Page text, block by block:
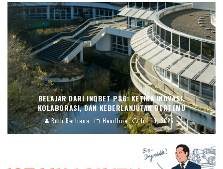
BELAJAR DARI INQBET P&G: KETIKA INOVASI,
KOLABORASI, DAN KEBERLANJUTAN BERTEMU
Ruth Berliana Headline Jul 10, 2025